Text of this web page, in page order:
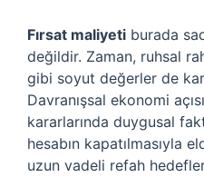
Fırsat maliyeti burada
değildir. Zaman, ruhsal
gibi soyut değerler de
Davranışsal ekonomi
kararlarında duygusal
hesabın kapatılmasıyla
uzun vadeli refah